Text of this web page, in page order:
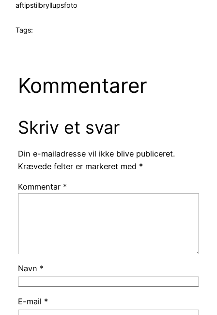
aftipstilbryllupsfoto
Tags:
Kommentarer
Skriv et svar
Din e-mailadresse vil ikke blive publiceret.
Krævede felter er markeret med *
Kommentar *
Navn *
E-mail *